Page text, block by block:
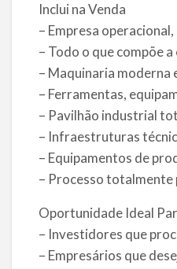
Inclui na Venda
– Empresa
– Todo o que compõe
– Maquinaria moderna
– Ferramentas,
– Pavilhão industrial
– Infraestruturas
– Equipamentos de
– Processo totalmente
Oportunidade Ideal
– Investidores que
– Empresários que